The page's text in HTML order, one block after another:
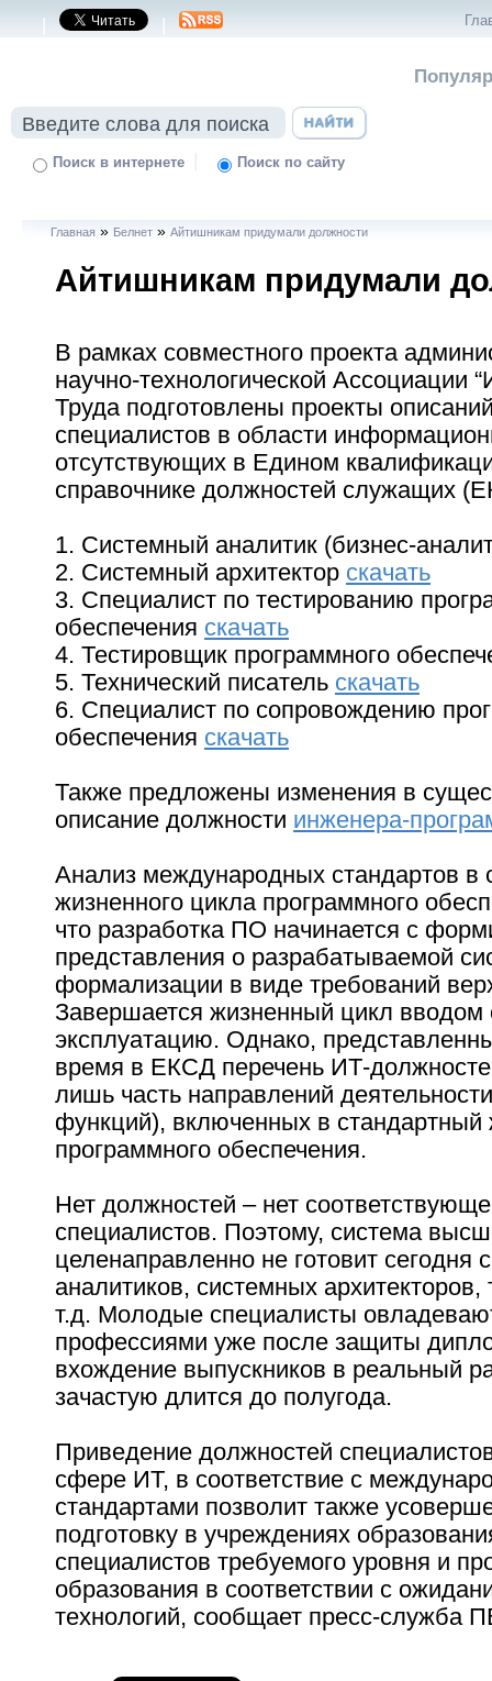
| |
Поиск в интернете | Поиск по сайту
Главная » Белнет »Айтишникам придумали должности
Айтишникам придумали
В рамках совместного проекта
научно-технологической Ассоциации
Труда подготовлены проекты
специалистов в области
отсутствующих в Едином
справочнике должностей служащих
1. Системный аналитик (бизнес-
2. Системный архитектор скачать
3. Специалист по тестированию
обеспечения скачать
4. Тестировщик программного
5. Технический писатель скачать
6. Специалист по сопровождению
обеспечения скачать
Также предложены изменения в
описание должности инженера-
Анализ международных стандартов в
жизненного цикла программного
что разработка ПО начинается с
представления о разрабатываемой
формализации в виде требований
Завершается жизненный цикл вводом
эксплуатацию. Однако,
время в ЕКСД перечень ИТ-
лишь часть направлений
функций), включенных в
программного обеспечения.
Нет должностей – нет
специалистов. Поэтому, система
целенаправленно не готовит сегодня
аналитиков, системных
т.д. Молодые специалисты
профессиями уже после защиты
вхождение выпускников в реальный
зачастую длится до полугода.
Приведение должностей
сфере ИТ, в соответствие с
стандартами позволит также
подготовку в учреждениях
специалистов требуемого уровня и
образования в соответствии с
технологий, сообщает пресс-служба